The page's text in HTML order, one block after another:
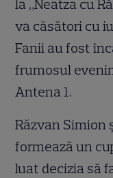
la „Neatza cu
va căsători cu
Fanii au fost
frumosul
Antena 1.
Răzvan Simion
formează un
luat decizia să